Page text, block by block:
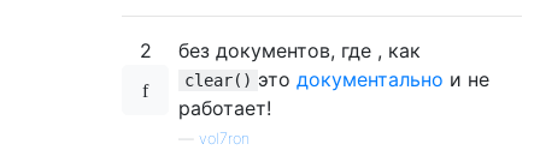
2 без документов, где , как
clear() это документально и не
работает!
vol7ron